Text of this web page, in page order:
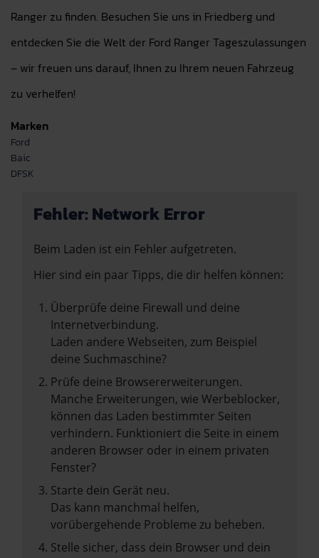
Ranger zu finden. Besuchen Sie uns in Friedberg und
entdecken Sie die Welt der Ford Ranger Tageszulassungen
– wir freuen uns darauf, Ihnen zu Ihrem neuen Fahrzeug
zu verhelfen!
Marken
Ford
Baic
DFSK
Fehler: Network Error
Beim Laden ist ein Fehler aufgetreten.
Hier sind ein paar Tipps, die dir helfen können:
Überprüfe deine Firewall und deine
Internetverbindung.
Laden andere Webseiten, zum Beispiel
deine Suchmaschine?
Prüfe deine Browsererweiterungen.
Manche Erweiterungen, wie Werbeblocker,
können das Laden bestimmter Seiten
verhindern. Funktioniert die Seite in einem
anderen Browser oder in einem privaten
Fenster?
Starte dein Gerät neu.
Das kann manchmal helfen,
vorübergehende Probleme zu beheben.
Stelle sicher, dass dein Browser und dein